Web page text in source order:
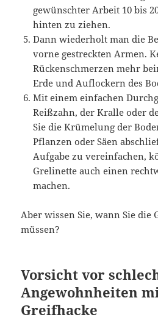
gewünschter Arbeit 10 bis
hinten zu ziehen.
Dann wiederholt man die
vorne gestreckten Armen.
Rückenschmerzen mehr
Erde und Auflockern des
Mit einem einfachen
Reißzahn, der Kralle oder
Sie die Krümelung der
Pflanzen oder Säen
Aufgabe zu vereinfachen,
Grelinette auch einen
machen.
Aber wissen Sie, wann Sie die
müssen?
Vorsicht vor
Angewohnheiten
Greifhacke